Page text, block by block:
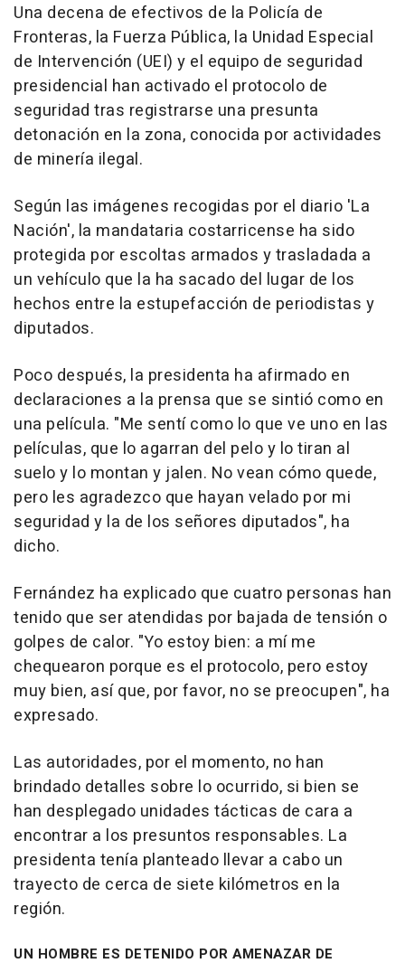
Una decena de efectivos de la Policía de
Fronteras, la Fuerza Pública, la Unidad Especial
de Intervención (UEI) y el equipo de seguridad
presidencial han activado el protocolo de
seguridad tras registrarse una presunta
detonación en la zona, conocida por actividades
de minería ilegal.
Según las imágenes recogidas por el diario 'La
Nación', la mandataria costarricense ha sido
protegida por escoltas armados y trasladada a
un vehículo que la ha sacado del lugar de los
hechos entre la estupefacción de periodistas y
diputados.
Poco después, la presidenta ha afirmado en
declaraciones a la prensa que se sintió como en
una película. "Me sentí como lo que ve uno en las
películas, que lo agarran del pelo y lo tiran al
suelo y lo montan y jalen. No vean cómo quede,
pero les agradezco que hayan velado por mi
seguridad y la de los señores diputados", ha
dicho.
Fernández ha explicado que cuatro personas han
tenido que ser atendidas por bajada de tensión o
golpes de calor. "Yo estoy bien: a mí me
chequearon porque es el protocolo, pero estoy
muy bien, así que, por favor, no se preocupen", ha
expresado.
Las autoridades, por el momento, no han
brindado detalles sobre lo ocurrido, si bien se
han desplegado unidades tácticas de cara a
encontrar a los presuntos responsables. La
presidenta tenía planteado llevar a cabo un
trayecto de cerca de siete kilómetros en la
región.
UN HOMBRE ES DETENIDO POR AMENAZAR DE